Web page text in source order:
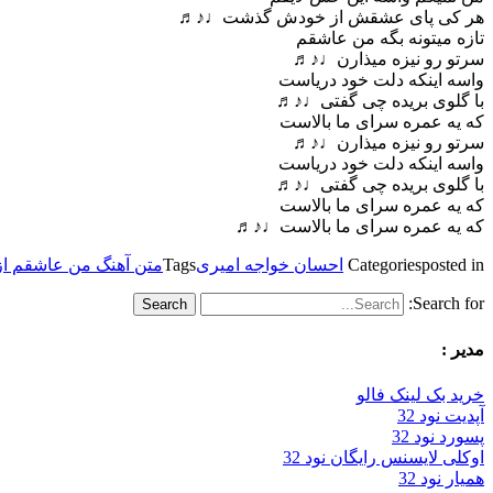
هر کی پای عشقش از خودش گذشت♩♪♬
تازه میتونه بگه من عاشقم
سرتو رو نیزه میذارن♩♪♬
واسه اینکه دلت خود دریاست
با گلوی بریده چی گفتی♩♪♬
که یه عمره سرای ما بالاست
سرتو رو نیزه میذارن♩♪♬
واسه اینکه دلت خود دریاست
با گلوی بریده چی گفتی♩♪♬
که یه عمره سرای ما بالاست
که یه عمره سرای ما بالاست♩♪♬
Categoriesposted in احسان خواجه امیریTagsمتن آهنگ من عاشقم
Search for:
مدیر :
خرید بک لینک فالو
آپدیت نود 32
پسورد نود 32
اوکلی لایسنس رایگان نود 32
همیار نود 32